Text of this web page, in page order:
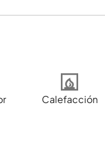
Calefacción